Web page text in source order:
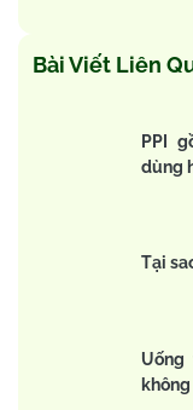
Bài Viết Liên
PPI
dùng
Tại
không